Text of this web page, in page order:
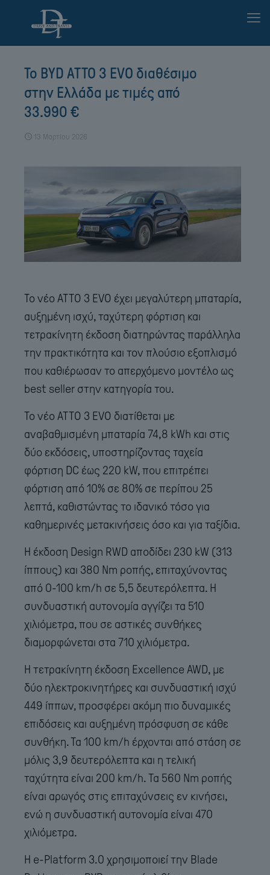
Το BYD ATTO 3 EVO διαθέσιμο
στην Ελλάδα με τιμές από
33.990 €
13 Μαρτίου 2026
Το νέο ATTO 3 EVO έχει μεγαλύτερη μπαταρία,
αυξημένη ισχύ, ταχύτερη φόρτιση και
τετρακίνητη έκδοση διατηρώντας παράλληλα
την πρακτικότητα και τον πλούσιο εξοπλισμό
που καθιέρωσαν το απερχόμενο μοντέλο ως
best seller στην κατηγορία του.
Το νέο ATTO 3 EVO διατίθεται με
αναβαθμισμένη μπαταρία 74,8 kWh και στις
δύο εκδόσεις, υποστηρίζοντας ταχεία
φόρτιση DC έως 220 kW, που επιτρέπει
φόρτιση από 10% σε 80% σε περίπου 25
λεπτά, καθιστώντας το ιδανικό τόσο για
καθημερινές μετακινήσεις όσο και για ταξίδια.
Η έκδοση Design RWD αποδίδει 230 kW (313
ίππους) και 380 Nm ροπής, επιταχύνοντας
από 0-100 km/h σε 5,5 δευτερόλεπτα. Η
συνδυαστική αυτονομία αγγίζει τα 510
χιλιόμετρα, που σε αστικές συνθήκες
διαμορφώνεται στα 710 χιλιόμετρα.
Η τετρακίνητη έκδοση Excellence AWD, με
δύο ηλεκτροκινητήρες και συνδυαστική ισχύ
449 ίππων, προσφέρει ακόμη πιο δυναμικές
επιδόσεις και αυξημένη πρόσφυση σε κάθε
συνθήκη. Τα 100 km/h έρχονται από στάση σε
μόλις 3,9 δευτερόλεπτα και η τελική
ταχύτητα είναι 200 km/h. Τα 560 Nm ροπής
είναι αρωγός στις επιταχύνσεις εν κινήσει,
ενώ η συνδυαστική αυτονομία είναι 470
χιλιόμετρα.
Η e-Platform 3.0 χρησιμοποιεί την Blade